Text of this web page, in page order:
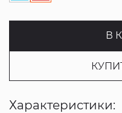
В
Характеристики: